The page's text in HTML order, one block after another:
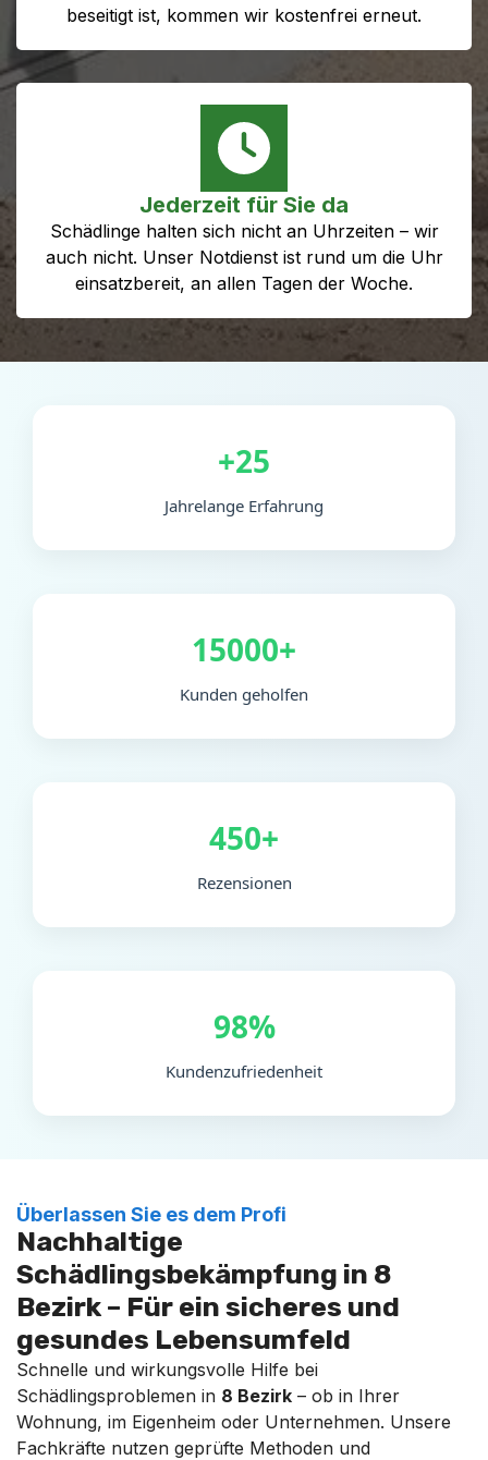
beseitigt ist, kommen wir kostenfrei erneut.
Jederzeit für Sie da
Schädlinge halten sich nicht an Uhrzeiten – wir
auch nicht. Unser Notdienst ist rund um die Uhr
einsatzbereit, an allen Tagen der Woche.
+25
Jahrelange Erfahrung
15000+
Kunden geholfen
450+
Rezensionen
98%
Kundenzufriedenheit
Überlassen Sie es dem Profi
Nachhaltige
Schädlingsbekämpfung in 8
Bezirk – Für ein sicheres und
gesundes Lebensumfeld
Schnelle und wirkungsvolle Hilfe bei
Schädlingsproblemen in 8 Bezirk – ob in Ihrer
Wohnung, im Eigenheim oder Unternehmen. Unsere
Fachkräfte nutzen geprüfte Methoden und